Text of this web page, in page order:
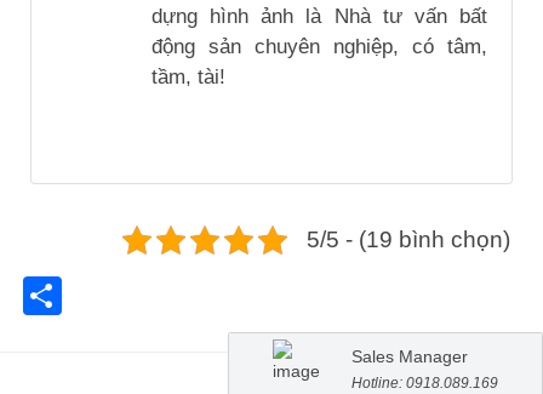
dựng hình ảnh là Nhà tư vấn bất
động sản chuyên nghiệp, có tâm,
tầm, tài!
5/5 - (19 bình chọn)
Sales Manager
Hotline: 0918.089.169